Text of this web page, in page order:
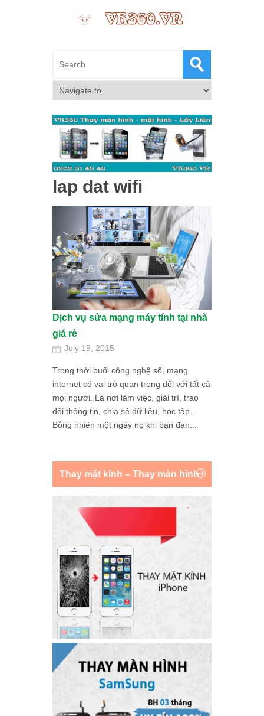
lap dat wifi
Dịch vụ sửa mạng máy tính tại nhà
giá rẻ
July 19, 2015
Trong thời buổi công nghệ số, mạng
internet có vai trò quan trọng đối với tất cả
mọi người. Là nơi làm việc, giải trí, trao
đổi thông tin, chia sẻ dữ liệu, học tập…
Bỗng nhiên một ngày nọ khi bạn đan...
Thay mặt kính – Thay màn hình